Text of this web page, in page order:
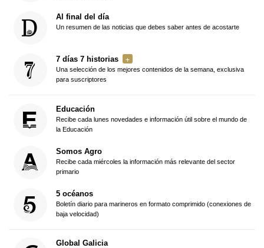
Al final del día
Un resumen de las noticias que debes saber antes de acostarte
7 días 7 historias
Una selección de los mejores contenidos de la semana, exclusiva
para suscriptores
Educación
Recibe cada lunes novedades e información útil sobre el mundo de
la Educación
Somos Agro
Recibe cada miércoles la información más relevante del sector
primario
5 océanos
Boletín diario para marineros en formato comprimido (conexiones de
baja velocidad)
Global Galicia